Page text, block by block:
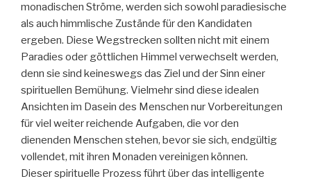
monadischen Ströme, werden sich sowohl paradiesische
als auch himmlische Zustände für den Kandidaten
ergeben. Diese Wegstrecken sollten nicht mit einem
Paradies oder göttlichen Himmel verwechselt werden,
denn sie sind keineswegs das Ziel und der Sinn einer
spirituellen Bemühung. Vielmehr sind diese idealen
Ansichten im Dasein des Menschen nur Vorbereitungen
für viel weiter reichende Aufgaben, die vor den
dienenden Menschen stehen, bevor sie sich, endgültig
vollendet, mit ihren Monaden vereinigen können.
Dieser spirituelle Prozess führt über das intelligente